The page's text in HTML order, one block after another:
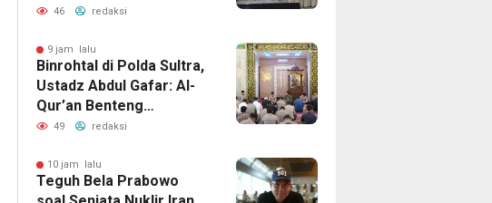
Enam Kendari
46 redaksi
9 jam lalu
Binrohtal di Polda Sultra,
Ustadz Abdul Gafar: Al-
Qur’an Benteng
Pencegah
Penyakit Masyarakat
49 redaksi
10 jam lalu
Teguh Bela Prabowo